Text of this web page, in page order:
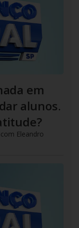
em
alunos.
Eleandro